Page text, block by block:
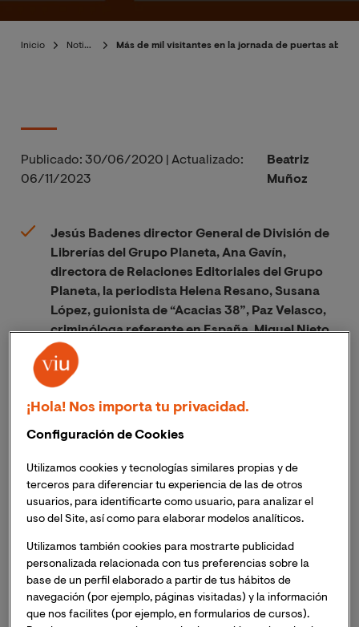
Inicio Noticias Más de mil visitantes en la jornada de puertas
Publicado: 30/06/2020
Actualizado:
06/11/2023
Beatriz
Muñoz
Jesús Badenes director General de División de
Librerías del Grupo Planeta, Ana Gavín,
directora de Relaciones Editoriales del Grupo
Planeta, la periodista Helena Resano, Susana
López, guionista de “Acacias 38”, Paz Velasco,
criminóloga referente en España, Miquel Nieto,
Industry Lead en LUCA, Ignacio Calderón,
profesor e investigador en la ONU, o Carlos
Rus, presidente de ASPE, han sido algunos de
los invitados que han abordado el futuro de la
La semana pasada la Universidad Internacional de
Valencia (VIU) celebró su jornada de puertas abiertas
virtual para dar a conocer su modelo académico y la
universidades online de referencia en el mundo
hispanohablante.
Los visitantes tuvieron acceso al reciente premiado
¡Hola! Nos importa tu privacidad.
Configuración de Cookies
Utilizamos cookies y tecnologías similares propias y de
terceros para diferenciar tu experiencia de las de otros
usuarios, para identificarte como usuario, para analizar el
uso del Site, así como para elaborar modelos analíticos.
Utilizamos también cookies para mostrarte publicidad
personalizada relacionada con tus preferencias sobre la
base de un perfil elaborado a partir de tus hábitos de
navegación (por ejemplo, páginas visitadas) y la información
que nos facilites (por ejemplo, en formularios de cursos).